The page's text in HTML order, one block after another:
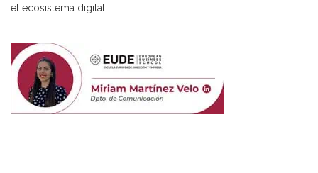
el ecosistema digital.